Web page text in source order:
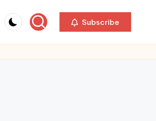
Subscribe